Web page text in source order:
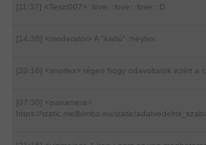
[11:37] <Teszt007> :love: :love: :love: :D
[14:38] <moderator> A "kisfiú" :heyho:
[20:16] <snorlex> régen hogy odavoltatok ezért a
[07:30] <panamera>
https://static.mellbimbo.eu/static/